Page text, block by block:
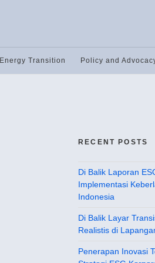
Energy Transition Policy and
RECENT POSTS
Di Balik Laporan
Implementasi
Indonesia
Di Balik Layar
Realistis di
Penerapan Inovasi